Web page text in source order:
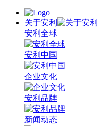
关于安利
安利全球
安利中国
企业文化
安利品牌
新闻动态